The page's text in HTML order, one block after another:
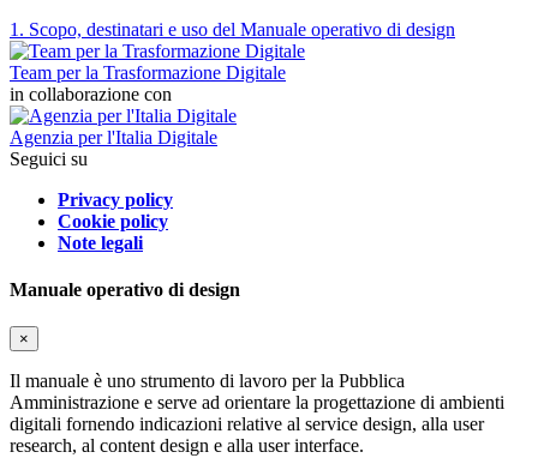
1. Scopo, destinatari e uso del Manuale operativo di design
Team per la Trasformazione Digitale
in collaborazione con
Agenzia per l'Italia Digitale
Seguici su
Privacy policy
Cookie policy
Note legali
Manuale operativo di design
×
Il manuale è uno strumento di lavoro per la Pubblica
Amministrazione e serve ad orientare la progettazione di ambienti
digitali fornendo indicazioni relative al service design, alla user
research, al content design e alla user interface.